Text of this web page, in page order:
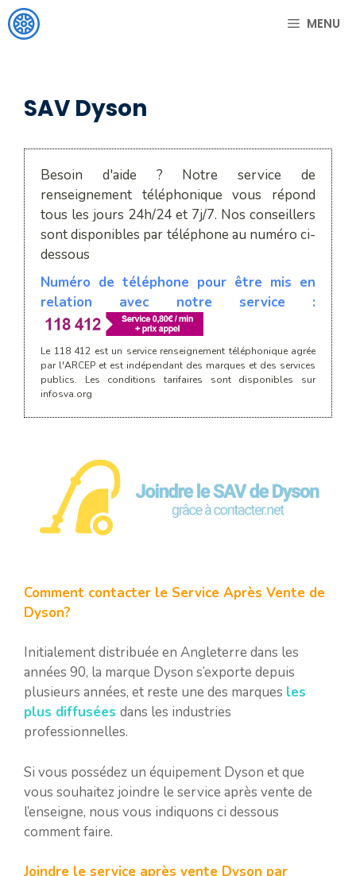
Aller
au
MENU
SAV Dyson
Besoin d'aide ? Notre service de
renseignement téléphonique vous répond
tous les jours 24h/24 et 7j/7. Nos conseillers
sont disponibles par téléphone au numéro ci-
dessous
Numéro de téléphone pour être mis en
relation avec notre service :
Le 118 412 est un service renseignement téléphonique agrée
par l'ARCEP et est indépendant des marques et des services
publics. Les conditions tarifaires sont disponibles sur
infosva.org
Comment contacter le Service Après Vente de
Dyson?
Initialement distribuée en Angleterre dans les
années 90, la marque Dyson s’exporte depuis
plusieurs années, et reste une des marques les
plus diffusées dans les industries
professionnelles.
Si vous possédez un équipement Dyson et que
vous souhaitez joindre le service après vente de
l’enseigne, nous vous indiquons ci dessous
comment faire.
Joindre le service après vente Dyson par